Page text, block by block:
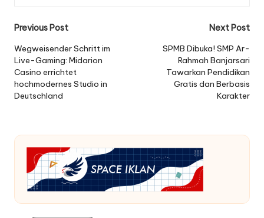
Post
navigation
Previous Post
Wegweisender Schritt im
Live-Gaming: Midarion
Casino errichtet
hochmodernes Studio in
Deutschland
Next Post
SPMB Dibuka! SMP Ar-
Rahmah Banjarsari
Tawarkan Pendidikan
Gratis dan Berbasis
Karakter